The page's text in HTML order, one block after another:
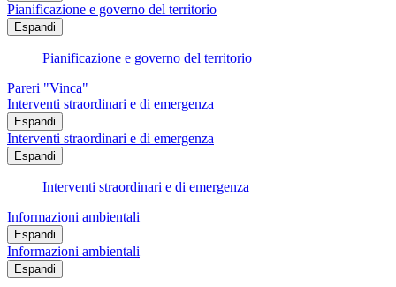
Pianificazione e governo del territorio
Espandi
Pianificazione e governo del territorio
Pareri "Vinca"
Interventi straordinari e di emergenza
Espandi
Interventi straordinari e di emergenza
Espandi
Interventi straordinari e di emergenza
Informazioni ambientali
Espandi
Informazioni ambientali
Espandi